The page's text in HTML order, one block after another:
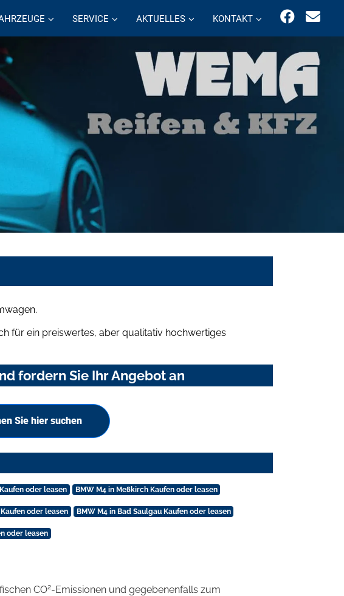
SERVICE AKTUELLES KONTAKT
für ein preiswertes, aber qualitativ hochwertiges
fordern Sie Ihr Angebot an
Sie hier suchen
oder leasen BMW M4 in Meßkirch Kaufen oder leasen
oder leasen BMW M4 in Bad Saulgau Kaufen oder leasen
oder leasen
CO2-Emissionen und gegebenenfalls zum